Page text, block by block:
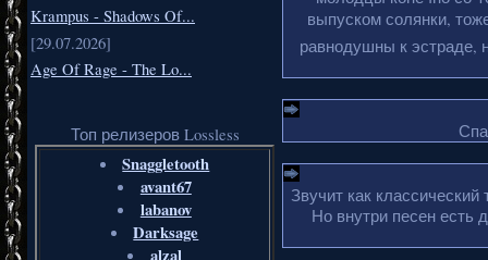
Krampus - Shadows Of...
[29.07.2026]
Age Of Rage - The Lo...
Топ релизеров Lossless
Snaggletooth
avant67
labanov
Darksage
alzal
выпуском солянки,
равнодушны к эстраде,
Звучит как
Но внутри песен есть